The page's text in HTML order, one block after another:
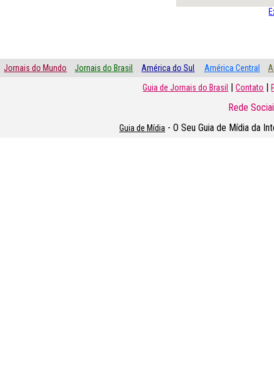
Jornais do Mundo Jornais do Brasil América do Sul América Central
Guia de Jornais do Brasil |Contato |
Rede
Guia de Mídia - O Seu Guia de Mídia da